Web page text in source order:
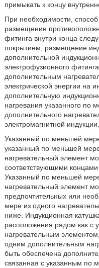
примыкать к концу
При необходимости,
размещение
фитинга внутри конца
покрытием, размещение
дополнительной
электрофузионного
дополнительным
электрической энергии на
дополнительную
нагревания указанного по
дополнительного
электромагнитной индукции.
Указанный по меньшей
указанный по меньшей
нагревательный элемент
соответствующими концами
Указанный по меньшей
нагревательный элемент
предпочтительных или
мере из одного
ниже. Индукционная
расположения рядом как
нагревательным
одним дополнительным
быть обеспечена
связанная с указанным по